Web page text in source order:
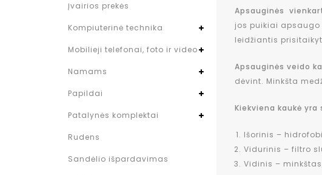
Apsauginės
jos puikiai apsaugo
leidžiantis
Apsauginės veido
dėvint. Minkšta
Kiekviena kaukė
Išorinis –
Vidurinis – filtro
Vidinis –
Įvairios prekės
Kompiuterinė technika
Mobilieji telefonai, foto ir video
Namams
Papildai
Patalynės komplektai
Rudens
Sandėlio išpardavimas